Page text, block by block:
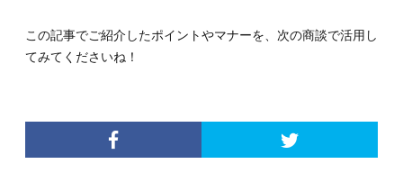
この記事でご紹介したポイントやマナーを、次の商談で活用し
てみてくださいね！